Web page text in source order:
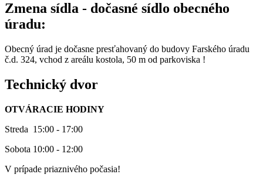
Zmena sídla - dočasné sídlo obecného
úradu:
Obecný úrad je dočasne presťahovaný do budovy Farského úradu
č.d. 324, vchod z areálu kostola, 50 m od parkoviska !
Technický dvor
OTVÁRACIE HODINY
Streda 15:00 - 17:00
Sobota 10:00 - 12:00
V prípade priaznivého počasia!